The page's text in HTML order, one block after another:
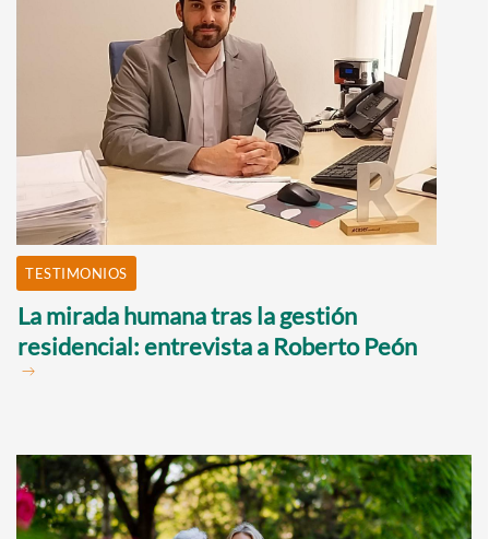
TESTIMONIOS
La mirada humana tras la gestión
residencial: entrevista a Roberto Peón